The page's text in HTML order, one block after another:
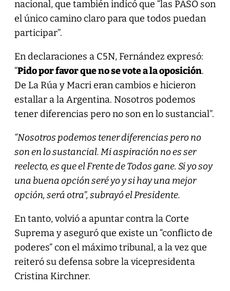
nacional, que también indicó que “las PASO son
el único camino claro para que todos puedan
participar”.
En declaraciones a C5N, Fernández expresó:
“Pido por favor que no se vote a la oposición.
De La Rúa y Macri eran cambios e hicieron
estallar a la Argentina. Nosotros podemos
tener diferencias pero no son en lo sustancial”.
“Nosotros podemos tener diferencias pero no
son en lo sustancial. Mi aspiración no es ser
reelecto, es que el Frente de Todos gane. Si yo soy
una buena opción seré yo y si hay una mejor
opción, será otra”, subrayó el Presidente.
En tanto, volvió a apuntar contra la Corte
Suprema y aseguró que existe un “conflicto de
poderes” con el máximo tribunal, a la vez que
reiteró su defensa sobre la vicepresidenta
Cristina Kirchner.